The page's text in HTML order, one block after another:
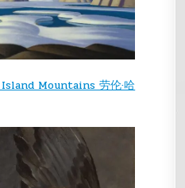
Mountains 劳伦·哈